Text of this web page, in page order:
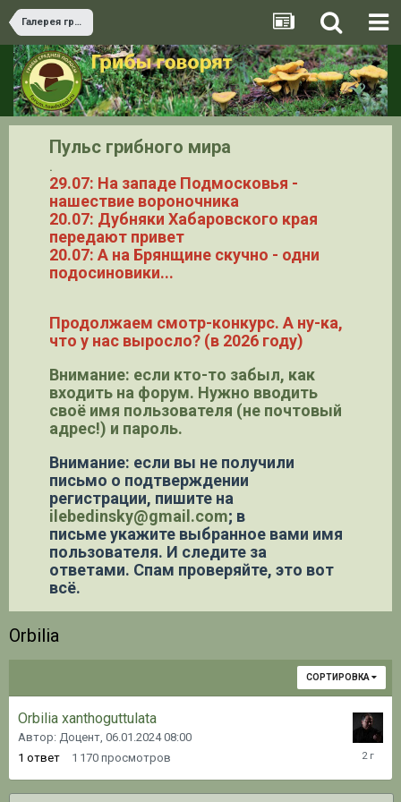
Галерея грибов
Пульс грибного мира
.
29.07: На западе Подмосковья -
нашествие вороночника
20.07: Дубняки Хабаровского края
передают привет
20.07: А на Брянщине скучно - одни
подосиновики...
Продолжаем смотр-конкурс. А ну-ка,
что у нас выросло? (в 2026 году)
Внимание: если кто-то забыл, как
входить на форум. Нужно вводить
своё имя пользователя (не почтовый
адрес!) и пароль.
Внимание: если вы не получили
письмо о подтверждении
регистрации, пишите на
ilebedinsky@gmail.com; в
письме укажите выбранное вами имя
пользователя. И следите за
ответами. Спам проверяйте, это вот
всё.
Orbilia
СОРТИРОВКА
Orbilia xanthoguttulata
Автор: Доцент, 06.01.2024 08:00
1 ответ 1 170 просмотров